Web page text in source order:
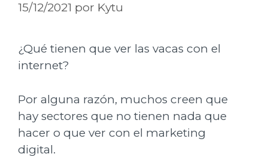
15/12/2021 por Kytu
¿Qué tienen que ver las vacas con el
internet?
Por alguna razón, muchos creen que
hay sectores que no tienen nada que
hacer o que ver con el marketing
digital.